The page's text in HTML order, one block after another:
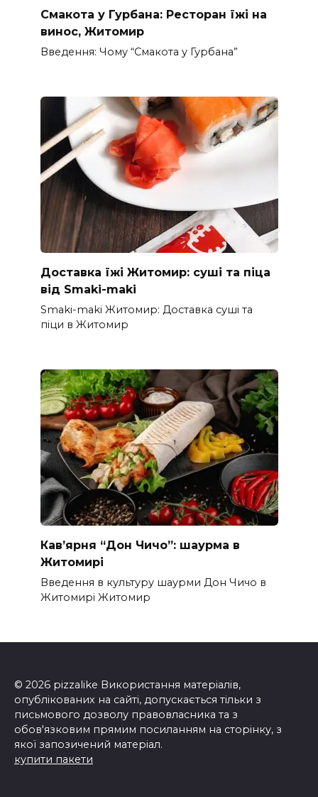
Смакота у Гурбана: Ресторан їжі на
винос, Житомир
Введення: Чому “Смакота у Гурбана”
Доставка їжі Житомир: суші та піца
від Smaki-maki
Smaki-maki Житомир: Доставка суші та
піци в Житомир
Кав’ярня “Дон Чичо”: шаурма в
Житомирі
Введення в культуру шаурми Дон Чичо в
Житомирі Житомир
© 2026 pizzalike Використання матеріалів,
опублікованих на сайті, допускається тільки з
письмового дозволу правовласника та з
обов'язковим прямим посиланням на сторінку, з
якої запозичений матеріал.
купити пакети